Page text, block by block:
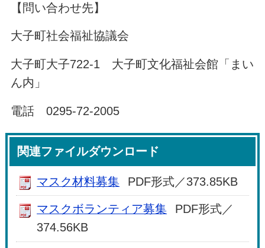
【問い合わせ先】
大子町社会福祉協議会
大子町大子722-1 大子町文化福祉会館「まい
ん内」
電話 0295-72-2005
関連ファイルダウンロード
マスク材料募集 PDF形式／373.85KB
マスクボランティア募集
PDF形式／
374.56KB